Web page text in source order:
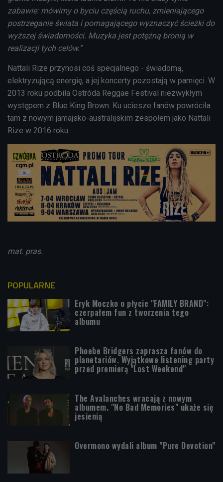
zabawie: mówimy o byciu częścią ruchu, zmieniającego
postrzeganie świata i pomagającego wyznaczyć ścieżki do
wyższej świadomości. Muzyka jest potężną bronią w
realizacji tych celów.”
Nattali Rize przynosi coś specjalnego - świadomą,
elektryzującą energię, a jej koncerty pozostają w pamięci. W
2013 roku podbiła Ostróda Reggae Festival niezwykłym
występem z Blue King Brown. Ku uciesze fanów powróciła
tam z nowym jamajsko-australijskim zespołem jako Nattali
Rize w 2016 roku.
mat. pras.
POPULARNE
Eryk Moczko o płycie "FAMILY BRAND":
czerpałem fun z tworzenia tego
albumu
Phoebe Bridgers zaprasza fanów do
planetariów. Wyjątkowe listening party
przed premierą "Lost Weekend"
The Avalanches wracają z nowym
albumem. "No Bad Memories" ukaże się
jesienią
Overmono wydali album "Pure Devotion"